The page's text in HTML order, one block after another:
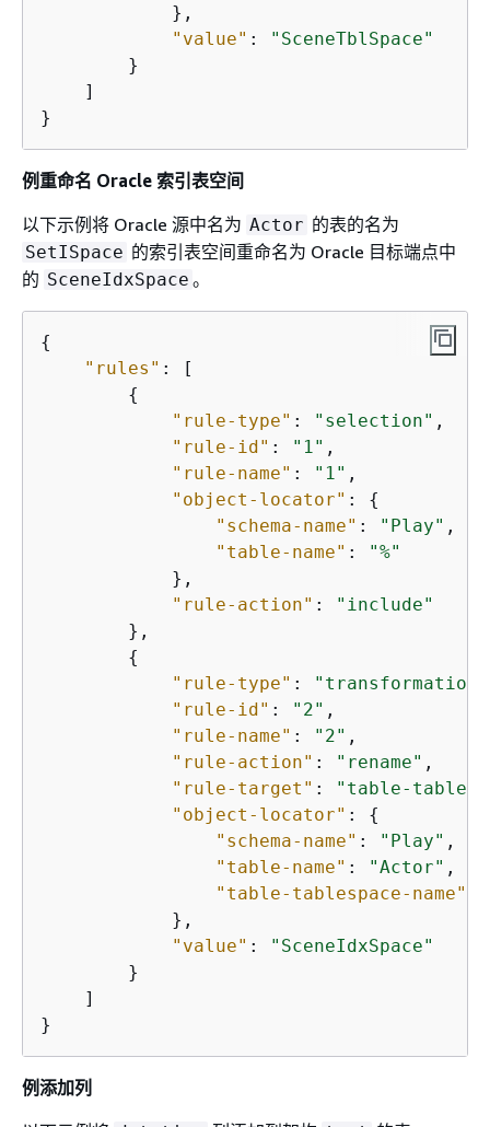
            },
"value" :
"SceneTblSpace"
        }
    ]
}
例重命名 Oracle 索引表空间
以下示例将 Oracle 源中名为 Actor 的表的名为
SetISpace 的索引表空间重命名为 Oracle 目标端点中
的 SceneIdxSpace 。
{
"rules" : [
{
"rule-type" : "selection" ,
"rule-id" : "1" ,
"rule-name" : "1" ,
"object-locator" : {
"schema-name" : "Play" ,
"table-name" :
"%"
            },
"rule-action" :
"include"
        },
{
"rule-type" : "transformation"
"rule-id" : "2" ,
"rule-name" : "2" ,
"rule-action" : "rename" ,
"rule-target" :
"table-
"object-locator" : {
"schema-name" : "Play" ,
"table-name" : "Actor" ,
"table-tablespace-name"
            },
"value" :
"SceneIdxSpace"
        }
    ]
}
例添加列